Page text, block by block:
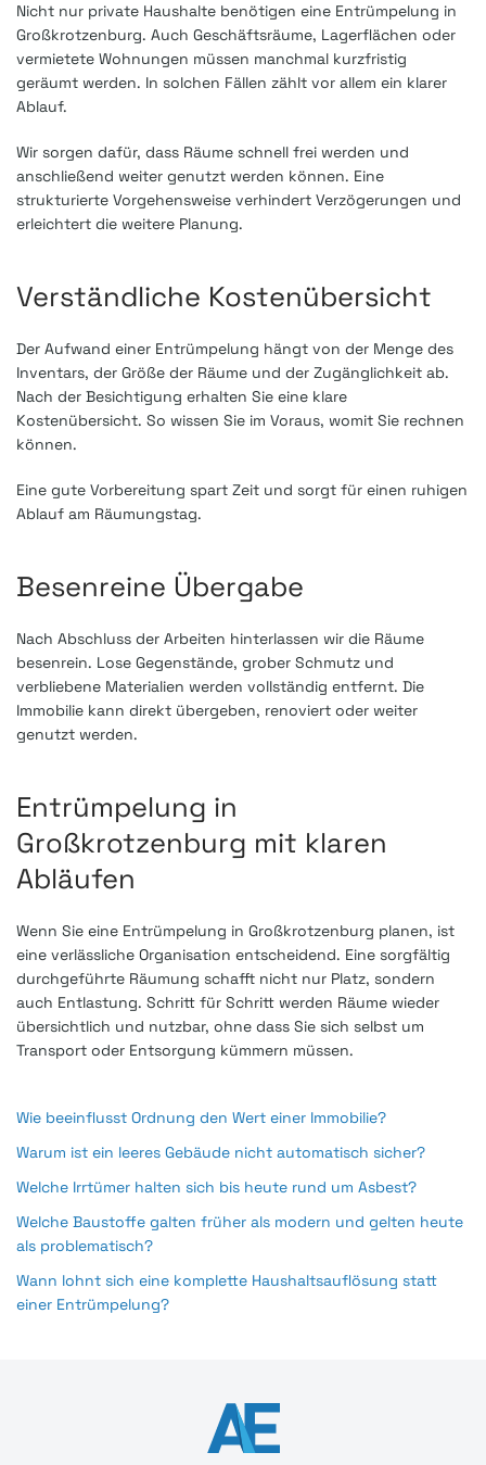
Nicht nur private Haushalte benötigen eine Entrümpelung in
Großkrotzenburg. Auch Geschäftsräume, Lagerflächen oder
vermietete Wohnungen müssen manchmal kurzfristig
geräumt werden. In solchen Fällen zählt vor allem ein klarer
Ablauf.
Wir sorgen dafür, dass Räume schnell frei werden und
anschließend weiter genutzt werden können. Eine
strukturierte Vorgehensweise verhindert Verzögerungen und
erleichtert die weitere Planung.
Verständliche Kostenübersicht
Der Aufwand einer Entrümpelung hängt von der Menge des
Inventars, der Größe der Räume und der Zugänglichkeit ab.
Nach der Besichtigung erhalten Sie eine klare
Kostenübersicht. So wissen Sie im Voraus, womit Sie rechnen
können.
Eine gute Vorbereitung spart Zeit und sorgt für einen ruhigen
Ablauf am Räumungstag.
Besenreine Übergabe
Nach Abschluss der Arbeiten hinterlassen wir die Räume
besenrein. Lose Gegenstände, grober Schmutz und
verbliebene Materialien werden vollständig entfernt. Die
Immobilie kann direkt übergeben, renoviert oder weiter
genutzt werden.
Entrümpelung in
Großkrotzenburg mit klaren
Abläufen
Wenn Sie eine Entrümpelung in Großkrotzenburg planen, ist
eine verlässliche Organisation entscheidend. Eine sorgfältig
durchgeführte Räumung schafft nicht nur Platz, sondern
auch Entlastung. Schritt für Schritt werden Räume wieder
übersichtlich und nutzbar, ohne dass Sie sich selbst um
Transport oder Entsorgung kümmern müssen.
Wie beeinflusst Ordnung den Wert einer Immobilie?
Warum ist ein leeres Gebäude nicht automatisch sicher?
Welche Irrtümer halten sich bis heute rund um Asbest?
Welche Baustoffe galten früher als modern und gelten heute
als problematisch?
Wann lohnt sich eine komplette Haushaltsauflösung statt
einer Entrümpelung?